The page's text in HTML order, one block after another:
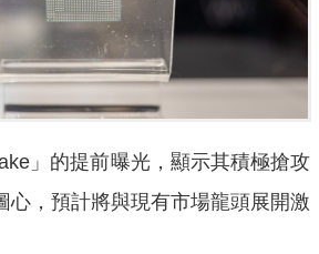
」的提前曝光，顯示其積極搶攻
心，預計將與現有市場龍頭展開激